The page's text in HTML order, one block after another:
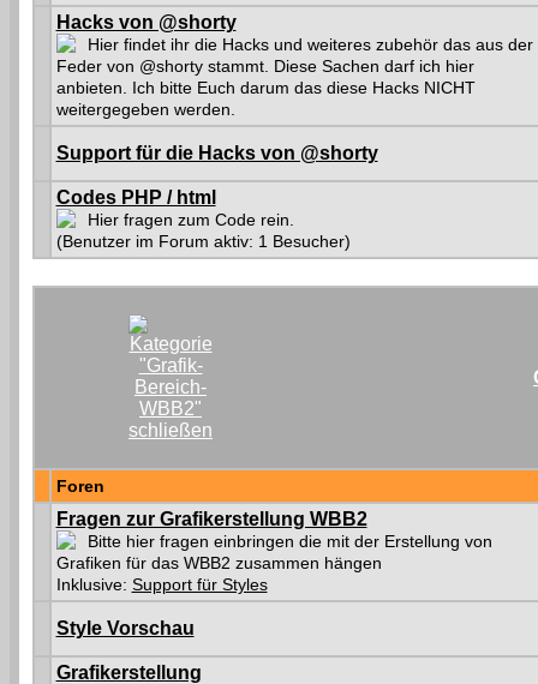
Hacks von @shorty
Hier findet ihr die Hacks und weiteres zubehör das aus der
Feder von @shorty stammt. Diese Sachen darf ich hier
anbieten. Ich bitte Euch darum das diese Hacks NICHT
weitergegeben werden.
Support für die Hacks von @shorty
Codes PHP / html
Hier fragen zum Code rein.
(Benutzer im Forum aktiv: 1 Besucher)
Foren
Fragen zur Grafikerstellung WBB2
Bitte hier fragen einbringen die mit der Erstellung von
Grafiken für das WBB2 zusammen hängen
Inklusive: Support für Styles
Style Vorschau
Grafikerstellung